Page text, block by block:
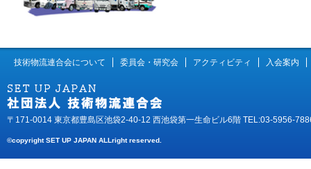
技術物流連合会について 委員会・研究会 アクティビティ 入会案内
〒171-0014 東京都豊島区池袋2-40-12 西池袋第一生命ビル6階 TEL:03-5956-
©copyright SET UP JAPAN ALLright reserved.